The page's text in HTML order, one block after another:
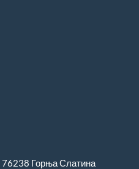
Горња Слатина